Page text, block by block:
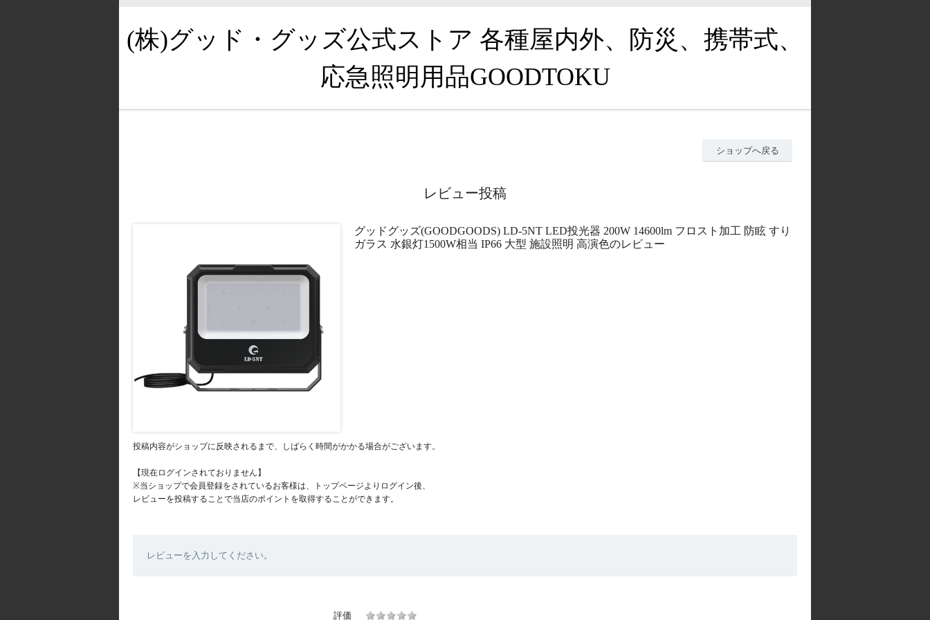
(株)グッド・グッズ公式ストア 各種屋内外、防災、携帯式、
応急照明用品GOODTOKU
ショップへ戻る
レビュー投稿
グッドグッズ(GOODGOODS) LD-5NT LED投光器 200W 14600lm フロスト加工 防眩 すり
ガラス 水銀灯1500W相当 IP66 大型 施設照明 高演色のレビュー
投稿内容がショップに反映されるまで、しばらく時間がかかる場合がございます。
【現在ログインされておりません】
※当ショップで会員登録をされているお客様は、トップページよりログイン後、
レビューを投稿することで当店のポイントを取得することができます。
レビューを入力してください。
評価